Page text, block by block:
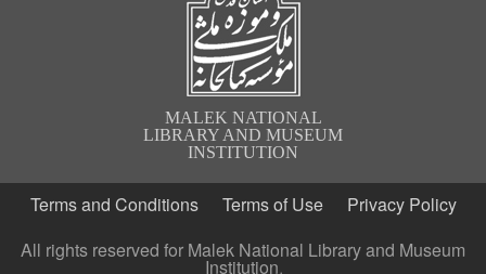
MALEK NATIONAL
LIBRARY AND MUSEUM
INSTITUTION
Terms and Conditions Terms of Use
Privacy Policy
All rights reserved for Malek National Library and Museum
Institution.